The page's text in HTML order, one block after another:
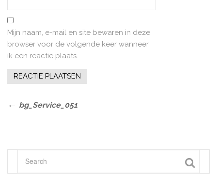
Mijn naam, e-mail en site bewaren in deze
browser voor de volgende keer wanneer
ik een reactie plaats.
Bericht
Previous
bg_Service_051